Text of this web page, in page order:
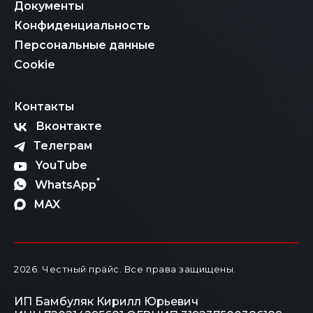
Документы
Конфиденциальность
Персональные данные
Cookie
Контакты
Вконтакте
Телеграм
YouTube
WhatsApp*
MAX
2026. Честный прайс. Все права защищены.
ИП Бамбуляк Кирилл Юрьевич